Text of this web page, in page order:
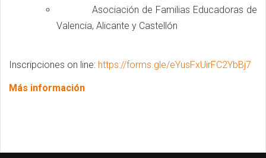
Asociación de Familias Educadoras de
Valencia, Alicante y Castellón
Inscripciones on line: https://forms.gle/eYusFxUirFC2YbBj7
Más información